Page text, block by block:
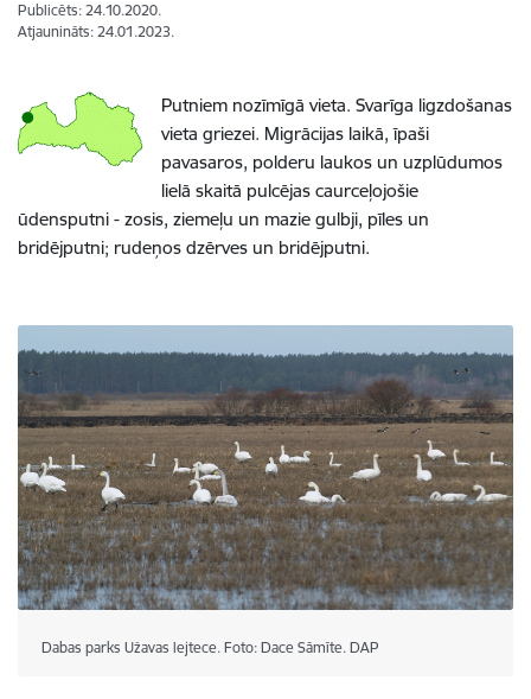
Publicēts: 24.10.2020.
Atjaunināts: 24.01.2023.
Putniem nozīmīgā vieta. Svarīga ligzdošanas
vieta griezei. Migrācijas laikā, īpaši
pavasaros, polderu laukos un uzplūdumos
lielā skaitā pulcējas caurceļojošie
ūdensputni - zosis, ziemeļu un mazie gulbji, pīles un
bridējputni; rudeņos dzērves un bridējputni.
Dabas parks Užavas lejtece. Foto: Dace Sāmīte. DAP